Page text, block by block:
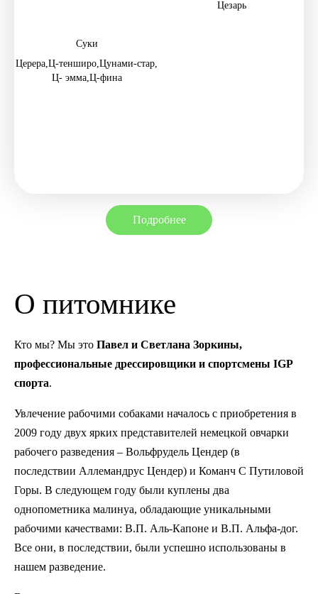
цезарь
Суки
церера,
ц-тенширо,
цунами-стар,
ц- эмма,
ц-фина
Подробнее
О питомнике
Кто мы? Мы это Павел и Светлана Зоркины,
профессиональные дрессировщики и спортсмены IGP
спорта.
Увлечение рабочими собаками началось с приобретения в
2009 году двух ярких представителей немецкой овчарки
рабочего разведения – Вольфрудель Цендер (в
последствии Аллемандрус Цендер) и Команч С Путиловой
Горы. В следующем году были куплены два
однопометника малинуа, обладающие уникальными
рабочими качествами: В.П. Аль-Капоне и В.П. Альфа-дог.
Все они, в последствии, были успешно использованы в
нашем разведение.